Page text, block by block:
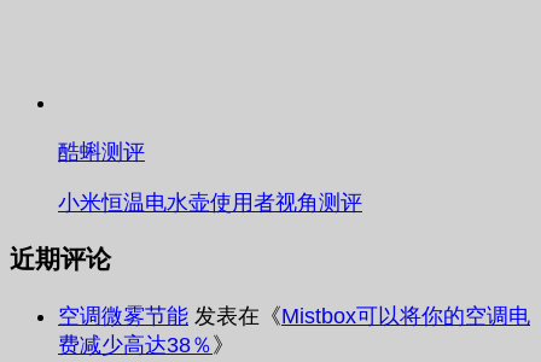
酷蝌测评
小米恒温电水壶使用者视角测评
近期评论
空调微雾节能 发表在《Mistbox可以将你的空调电
费减少高达38％ 》